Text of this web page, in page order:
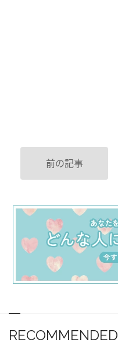
前の記事
RECOMMENDED